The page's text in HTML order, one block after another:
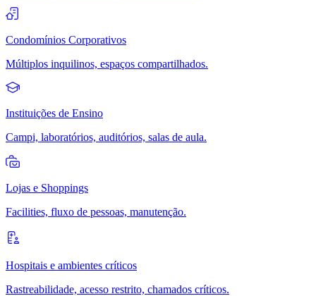
Condomínios Corporativos
Múltiplos inquilinos, espaços compartilhados.
Instituições de Ensino
Campi, laboratórios, auditórios, salas de aula.
Lojas e Shoppings
Facilities, fluxo de pessoas, manutenção.
Hospitais e ambientes críticos
Rastreabilidade, acesso restrito, chamados críticos.